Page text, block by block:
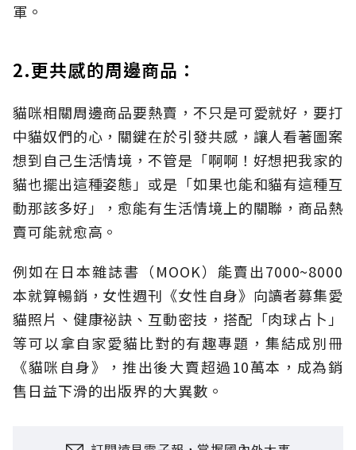
軍。
2.更共感的周邊商品：
貓咪相關周邊商品要熱賣，不只是可愛就好，要打
中貓奴們的心，關鍵在於引發共感，讓人看著圖案
想到自己生活情境，不管是「啊啊！好想把我家的
貓也擺出這種姿態」或是「如果也能和貓有這種互
動那該多好」，愈能有生活情境上的關聯，商品熱
賣可能就愈高。
例如在日本雜誌書（MOOK）能賣出7000~8000
本就算暢銷，女性週刊《女性自身》向讀者募集愛
貓照片、健康祕訣、互動密技，搭配「肉球占卜」
等可以拿自家愛貓比對的有趣專題，集結成別冊
《貓咪自身》，推出後大賣超過10萬本，成為銷
售日益下滑的出版界的大異數。